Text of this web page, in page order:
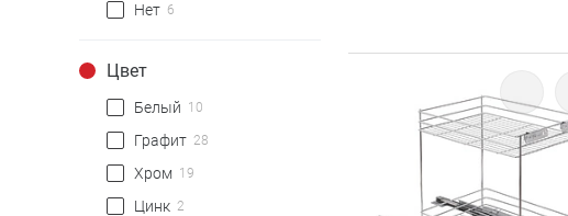
Нет 6
Цвет
Белый 10
Графит 28
Хром 19
Цинк 2